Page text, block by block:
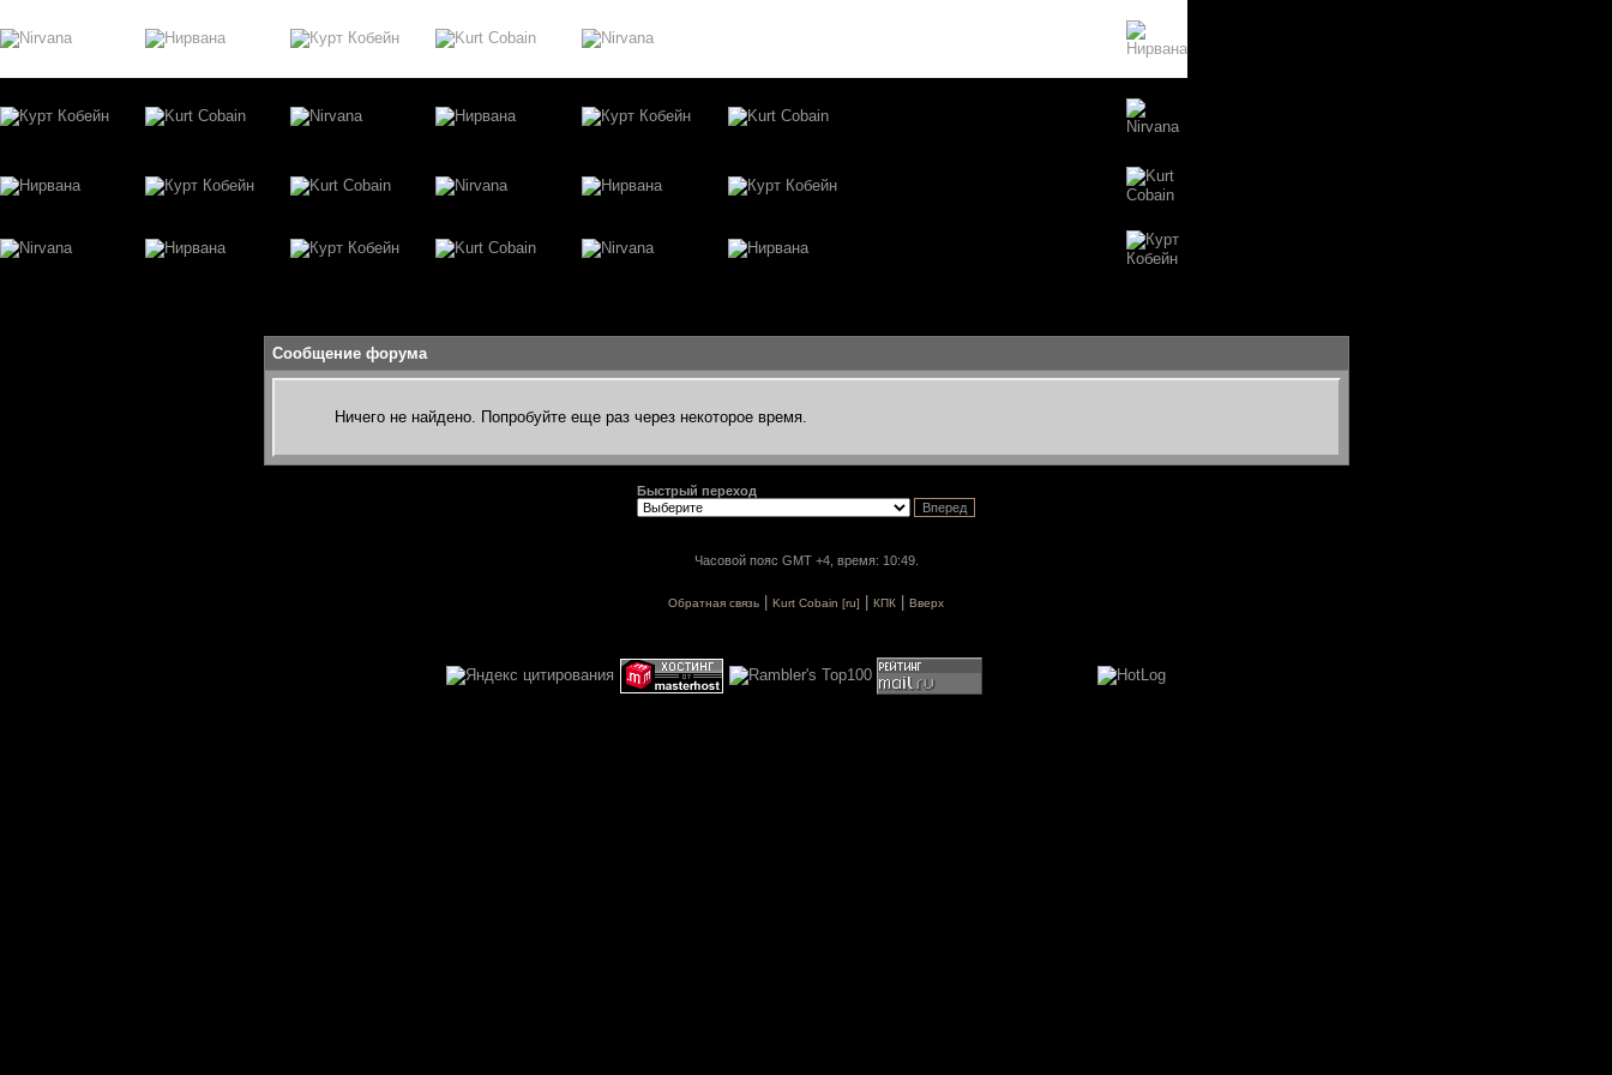
Сообщение форума
Ничего не найдено. Попробуйте еще раз через некоторое время.
Быстрый переход
Часовой пояс GMT +4, время: 10:49.
Обратная связь Kurt Cobain [ru] КПК Вверх